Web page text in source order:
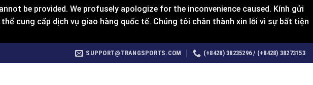
be provided. We profusely apologize for the inconvenience caused. Kính gửi
cung cấp dịch vụ giao hàng quốc tế. Chúng tôi chân thành xin lỗi vì sự bất tiện
SUPPORT@TRANGSPORTS.COM (+8428) 38235296 / (+8428) 38273153